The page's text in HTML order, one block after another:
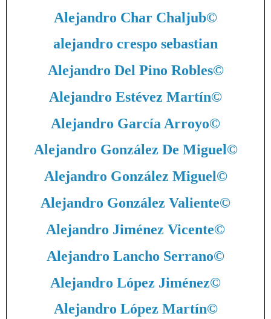
Alejandro Char Chaljub©
alejandro crespo sebastian
Alejandro Del Pino Robles©
Alejandro Estévez Martín©
Alejandro García Arroyo©
Alejandro González De Miguel©
Alejandro González Miguel©
Alejandro González Valiente©
Alejandro Jiménez Vicente©
Alejandro Lancho Serrano©
Alejandro López Jiménez©
Alejandro López Martín©